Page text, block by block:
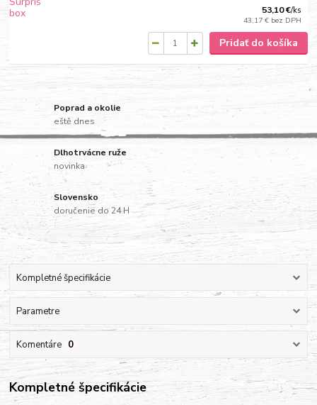
53,10 €/ks
43,17 € bez DPH
Pridať do košíka
Poprad a okolie
eště dnes
Dlhotrvácne ruže
novinka
Slovensko
doručenie do 24 H
Kompletné špecifikácie
Parametre
Komentáre 0
Kompletné špecifikácie